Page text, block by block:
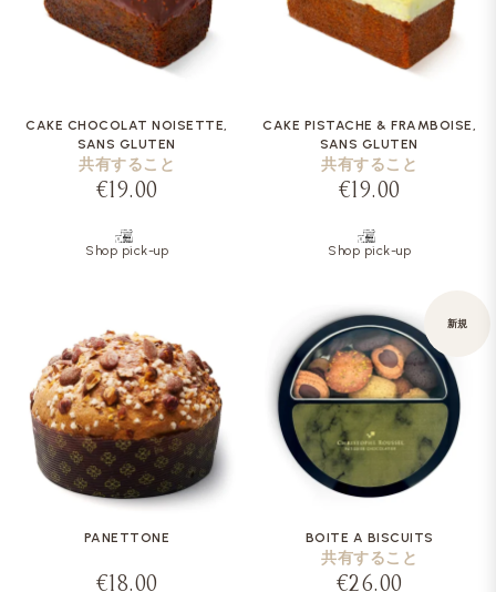
CAKE CHOCOLAT NOISETTE,
SANS GLUTEN
共有すること
€19.00
Shop pick-up
CAKE PISTACHE & FRAMBOISE,
SANS GLUTEN
共有すること
€19.00
Shop pick-up
PANETTONE
€18.00
新規
BOITE A BISCUITS
共有すること
€26.00